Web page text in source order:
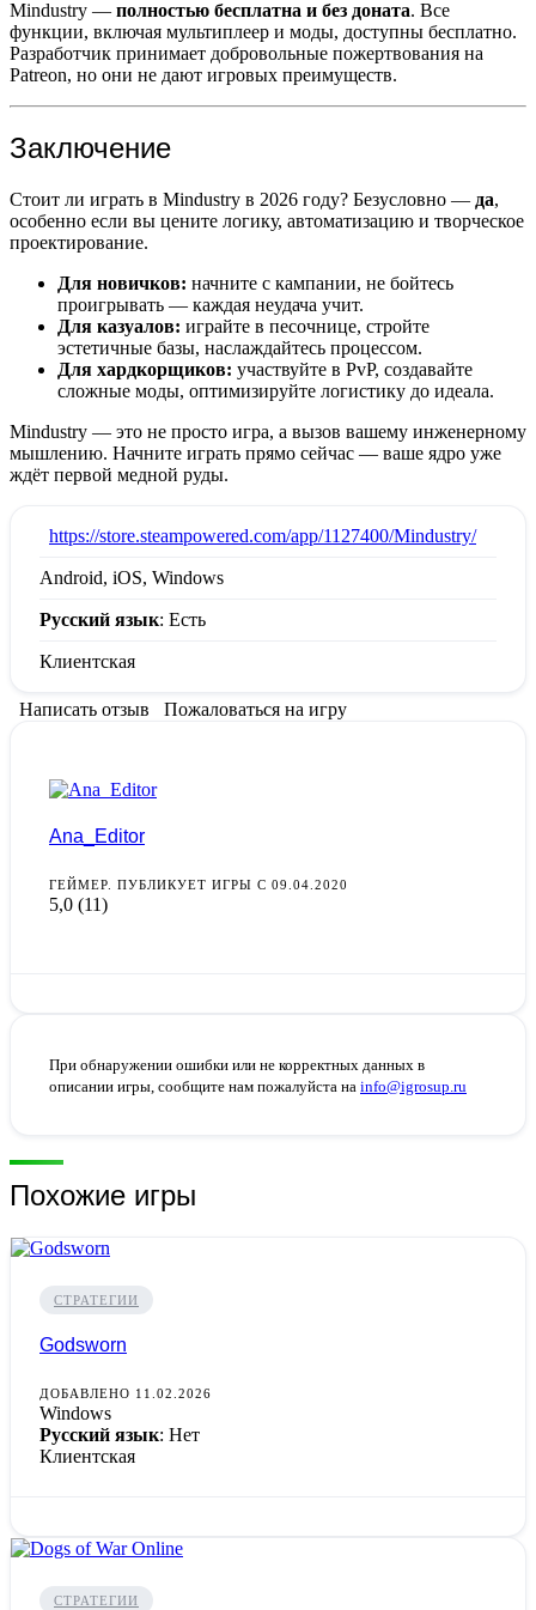
Mindustry — полностью бесплатна и без доната. Все
функции, включая мультиплеер и моды, доступны бесплатно.
Разработчик принимает добровольные пожертвования на
Patreon, но они не дают игровых преимуществ.
Заключение
Стоит ли играть в Mindustry в 2026 году? Безусловно — да,
особенно если вы цените логику, автоматизацию и творческое
проектирование.
Для новичков: начните с кампании, не бойтесь
проигрывать — каждая неудача учит.
Для казуалов: играйте в песочнице, стройте
эстетичные базы, наслаждайтесь процессом.
Для хардкорщиков: участвуйте в PvP, создавайте
сложные моды, оптимизируйте логистику до идеала.
Mindustry — это не просто игра, а вызов вашему инженерному
мышлению. Начните играть прямо сейчас — ваше ядро уже
ждёт первой медной руды.
https://store.steampowered.com/app/1127400/Mindustry/
Android, iOS, Windows
Русский язык: Есть
Клиентская
Написать отзыв Пожаловаться на игру
Ana_Editor
ГЕЙМЕР. ПУБЛИКУЕТ ИГРЫ С 09.04.2020
5,0 (11)
При обнаружении ошибки или не корректных данных в
описании игры, сообщите нам пожалуйста на info@igrosup.ru
Похожие игры
СТРАТЕГИИ
Godsworn
ДОБАВЛЕНО 11.02.2026
Windows
Русский язык: Нет
Клиентская
СТРАТЕГИИ